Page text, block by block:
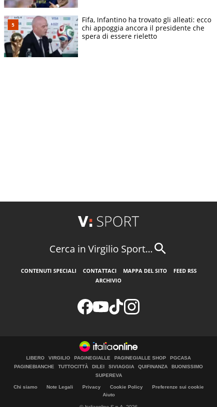
Fifa, Infantino ha trovato gli alleati: ecco
chi appoggia ancora il presidente che
spera di essere rieletto
Cerca in Virgilio Sport...
CONTENUTI SPECIALI CONTATTACI MAPPA DEL SITO
FEED RSS
ARCHIVIO
LIBERO VIRGILIO PAGINEGIALLE PAGINEGIALLE SHOP
PGCASA
PAGINEBIANCHE
TUTTOCITTÀ DILEI SIVIAGGIA QUIFINANZA
BUONISSIMO
SUPEREVA
Chi siamo Note Legali Privacy Cookie Policy
Preferenze sui cookie
Aiuto